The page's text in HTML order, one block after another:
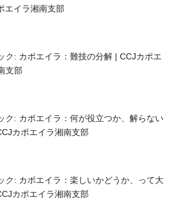
エイラ湘南支部
ク: カポエイラ：難技の分解 | CCJカポエ
支部
ク: カポエイラ：何が役立つか、解らない
カポエイラ湘南支部
ク: カポエイラ：楽しいかどうか、って大
カポエイラ湘南支部